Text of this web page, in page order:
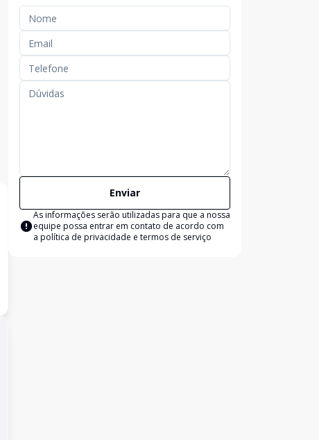
Enviar
As informações serão utilizadas para que a nossa
equipe possa entrar em contato de acordo com
a política de privacidade e termos de serviço